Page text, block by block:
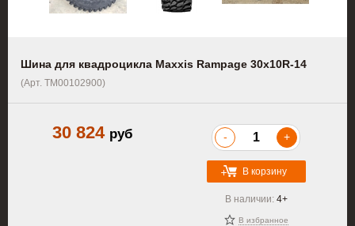
Шина для квадроцикла Maxxis Rampage 30x10R-14
(Арт. TM00102900)
30 824 руб - +
В корзину
В наличии: 4+
В избранное